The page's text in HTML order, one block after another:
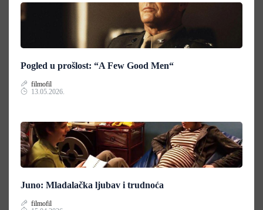
Pogled u prošlost: “A Few Good Men“
filmofil
13.05.2026.
Juno: Mladalačka ljubav i trudnoća
filmofil